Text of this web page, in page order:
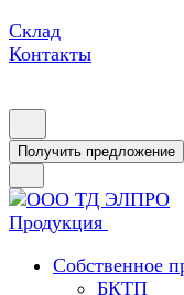
Склад
Контакты
Получить предложение
Продукция
Собственное
БКТП